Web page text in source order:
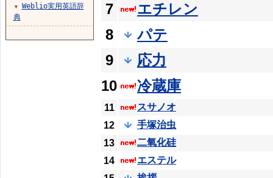
7
エチレン
8
パテ
9
応力
10
冷蔵庫
11
スサノオ
12
手塚治虫
13
二氧化硅
14
エステル
▼
Weblio実用英語辞
典